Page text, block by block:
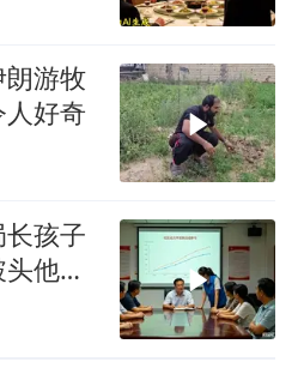
游牧
好奇
孩子
他爹